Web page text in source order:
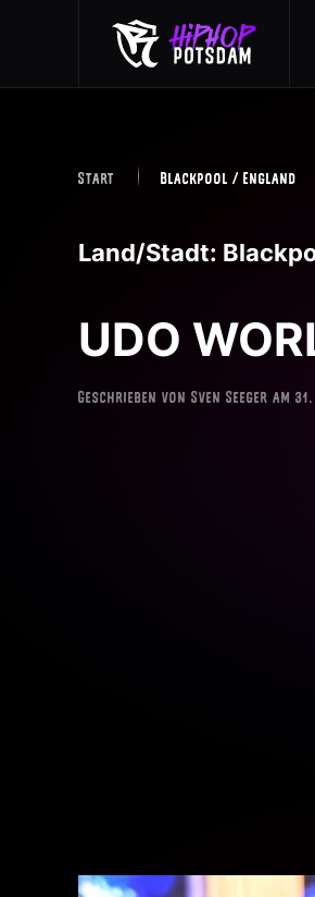
Skip to main content
Start Blackpool / England
Land/Stadt:
UDO
Geschrieben von Sven Seeger am